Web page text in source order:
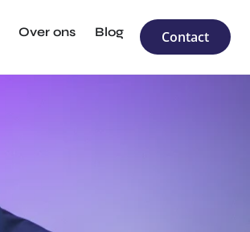
Over ons Blog Contact